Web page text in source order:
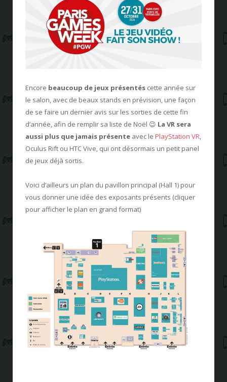
Encore beaucoup de jeux présentés cette année sur
le salon, avec de beaux stands en prévision, une façon
de se faire un dernier avis sur les sorties de cette fin
d’année, afin de remplir sa liste de Noël 😉 La VR sera
aussi plus que jamais présente avec le PlayStation VR
Oculus Rift ou HTC Vive, qui ont désormais un petit panel
de jeux déjà sortis.
Voici d’ailleurs un plan du pavillon principal (Hall 1) pour
vous donner une idée des exposants présents (cliquer
pour afficher le plan en grand format)